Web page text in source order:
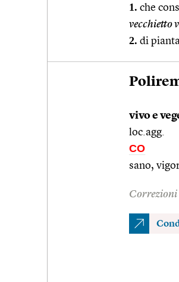
1. che
vecchietto
2. di
vivo e
loc.agg.
CO
sano,
Correzioni